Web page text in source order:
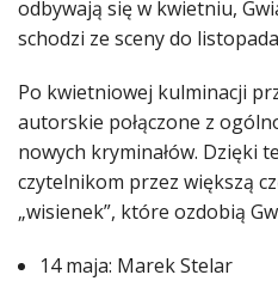
odbywają się w kwietniu,
schodzi ze sceny do
Po kwietniowej kulminacji
autorskie połączone z
nowych kryminałów. Dzięki
czytelnikom przez większą
„wisienek”, które ozdobią
14 maja: Marek Stelar